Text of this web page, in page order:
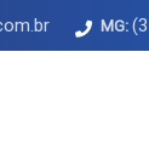
MG: